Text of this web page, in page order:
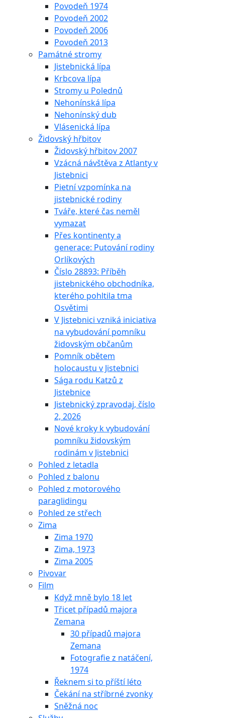
Povodeň 1974
Povodeň 2002
Povodeň 2006
Povodeň 2013
Památné stromy
Jistebnická lípa
Krbcova lípa
Stromy u Polednů
Nehonínská lípa
Nehonínský dub
Vlásenická lípa
Židovský hřbitov
Židovský hřbitov 2007
Vzácná návštěva z Atlanty v
Jistebnici
Pietní vzpomínka na
jistebnické rodiny
Tváře, které čas neměl
vymazat
Přes kontinenty a
generace: Putování rodiny
Orlíkových
Číslo 28893: Příběh
jistebnického obchodníka,
kterého pohltila tma
Osvětimi
V Jistebnici vzniká iniciativa
na vybudování pomníku
židovským občanům
Pomník obětem
holocaustu v Jistebnici
Sága rodu Katzů z
Jistebnice
Jistebnický zpravodaj, číslo
2, 2026
Nové kroky k vybudování
pomníku židovským
rodinám v Jistebnici
Pohled z letadla
Pohled z balonu
Pohled z motorového
paraglidingu
Pohled ze střech
Zima
Zima 1970
Zima, 1973
Zima 2005
Pivovar
Film
Když mně bylo 18 let
Třicet případů majora
Zemana
30 případů majora
Zemana
Fotografie z natáčení,
1974
Řeknem si to příští léto
Čekání na stříbrné zvonky
Sněžná noc